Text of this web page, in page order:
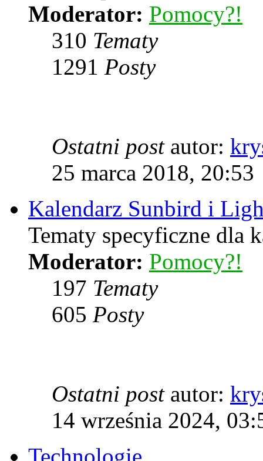
Moderator: Pomocy?!
310 Tematy
1291 Posty
Ostatni postautor:
25 marca 2018, 20:53
Kalendarz Sunbird i
Tematy specyficzne dla
Moderator: Pomocy?!
197 Tematy
605 Posty
Ostatni postautor:
14 września 2024,